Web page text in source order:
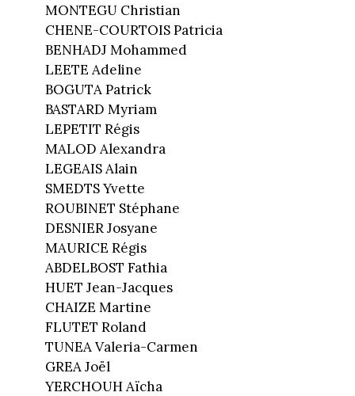
MONTEGU Christian
CHENE-COURTOIS Patricia
BENHADJ Mohammed
LEETE Adeline
BOGUTA Patrick
BASTARD Myriam
LEPETIT Régis
MALOD Alexandra
LEGEAIS Alain
SMEDTS Yvette
ROUBINET Stéphane
DESNIER Josyane
MAURICE Régis
ABDELBOST Fathia
HUET Jean-Jacques
CHAIZE Martine
FLUTET Roland
TUNEA Valeria-Carmen
GREA Joël
YERCHOUH Aïcha